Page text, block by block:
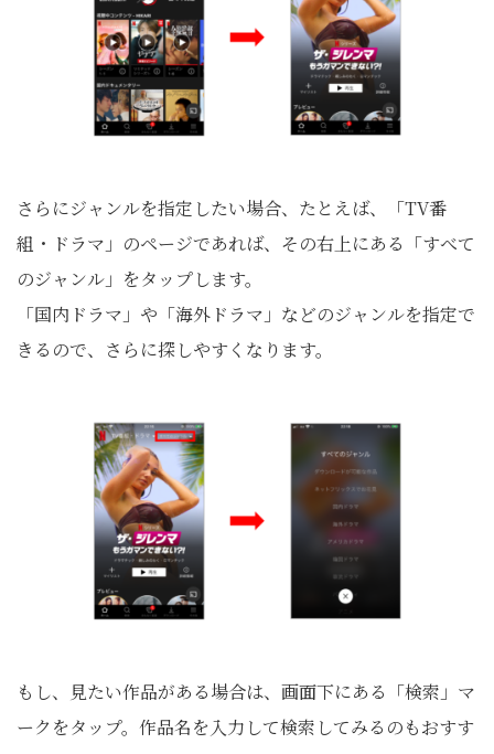
さらにジャンルを指定したい場合、たとえば、「TV番
組・ドラマ」のページであれば、その右上にある「すべて
のジャンル」をタップします。
「国内ドラマ」や「海外ドラマ」などのジャンルを指定で
きるので、さらに探しやすくなります。
もし、見たい作品がある場合は、画面下にある「検索」マ
ークをタップ。作品名を入力して検索してみるのもおすす